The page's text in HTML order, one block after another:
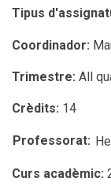
Tipus
Coordinador:
Trimestre: All
Crèdits: 14
Professorat:
Curs acadèmic: